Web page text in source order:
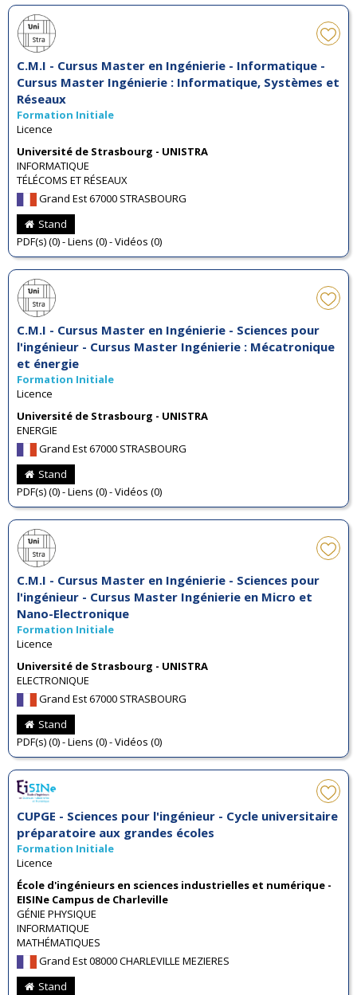
C.M.I - Cursus Master en Ingénierie - Informatique -
Cursus Master Ingénierie : Informatique, Systèmes et
Réseaux
Formation Initiale
Licence
Université de Strasbourg - UNISTRA
INFORMATIQUE
TÉLÉCOMS ET RÉSEAUX
Grand Est 67000 STRASBOURG
Stand
PDF(s) (0) - Liens (0) - Vidéos (0)
C.M.I - Cursus Master en Ingénierie - Sciences pour
l'ingénieur - Cursus Master Ingénierie : Mécatronique
et énergie
Formation Initiale
Licence
Université de Strasbourg - UNISTRA
ENERGIE
Grand Est 67000 STRASBOURG
Stand
PDF(s) (0) - Liens (0) - Vidéos (0)
C.M.I - Cursus Master en Ingénierie - Sciences pour
l'ingénieur - Cursus Master Ingénierie en Micro et
Nano-Electronique
Formation Initiale
Licence
Université de Strasbourg - UNISTRA
ELECTRONIQUE
Grand Est 67000 STRASBOURG
Stand
PDF(s) (0) - Liens (0) - Vidéos (0)
CUPGE - Sciences pour l'ingénieur - Cycle universitaire
préparatoire aux grandes écoles
Formation Initiale
Licence
École d'ingénieurs en sciences industrielles et numérique -
EISINe Campus de Charleville
GÉNIE PHYSIQUE
INFORMATIQUE
MATHÉMATIQUES
Grand Est 08000 CHARLEVILLE MEZIERES
Stand